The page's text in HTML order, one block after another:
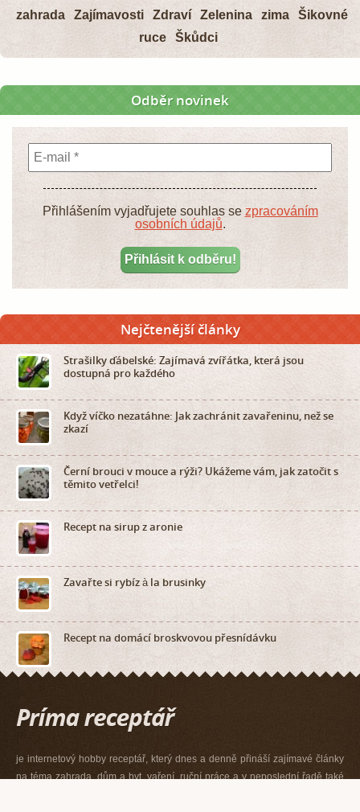
zahrada
Zajímavosti Zdraví Zelenina zima
Šikovné
ruce
Škůdci
Odběr novinek
Přihlášením vyjadřujete souhlas se zpracováním
osobních údajů.
Nejčtenější články
Strašilky ďábelské: Zajímavá zvířátka, která jsou
dostupná pro každého
Když víčko nezatáhne: Jak zachránit zavařeninu, než se
zkazí
Černí brouci v mouce a rýži? Ukážeme vám, jak zatočit s
těmito vetřelci!
Recept na sirup z aronie
Zavařte si rybíz à la brusinky
Recept na domácí broskvovou přesnídávku
je internetový hobby receptář, který dnes a denně přináší zajímavé články
na téma zahrada, dům a byt, vaření, ruční práce a v neposlední řadě také